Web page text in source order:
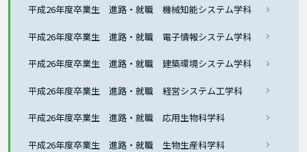
平成26年度卒業生 進路・就職 機械知能システム学科
平成26年度卒業生 進路・就職 電子情報システム学科
平成26年度卒業生 進路・就職 建築環境システム学科
平成26年度卒業生 進路・就職 経営システム工学科
平成26年度卒業生 進路・就職 応用生物科学科
平成26年度卒業生 進路・就職 生物生産科学科